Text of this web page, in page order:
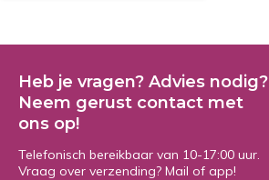
Heb je vragen? Advies nodig?
Neem gerust contact met
ons op!
Telefonisch bereikbaar van 10-17:00 uur.
Vraag over verzending? Mail of app!